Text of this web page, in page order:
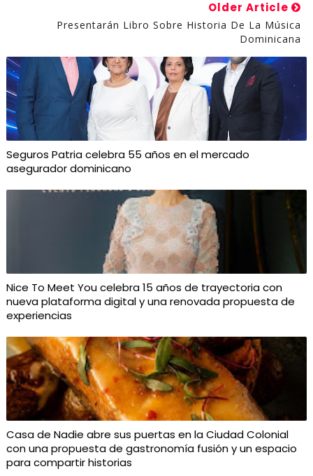
Older Article
Presentarán Libro Sobre Historia De La Música
Dominicana
Seguros Patria celebra 55 años en el mercado
asegurador dominicano
Nice To Meet You celebra 15 años de trayectoria con
nueva plataforma digital y una renovada propuesta de
experiencias
Casa de Nadie abre sus puertas en la Ciudad Colonial
con una propuesta de gastronomía fusión y un espacio
para compartir historias